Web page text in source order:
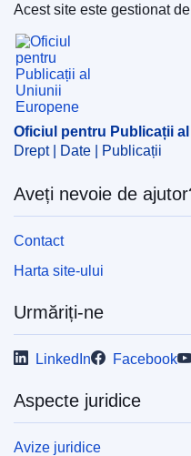
Oficiul pentru
Acest site este gestionat
Oficiul pentru Publicații
Drept | Date | Publicații
Aveți nevoie de
Contact
Harta site-ului
Urmăriți-ne
LinkedIn Facebook
Aspecte juridice
Avize juridice